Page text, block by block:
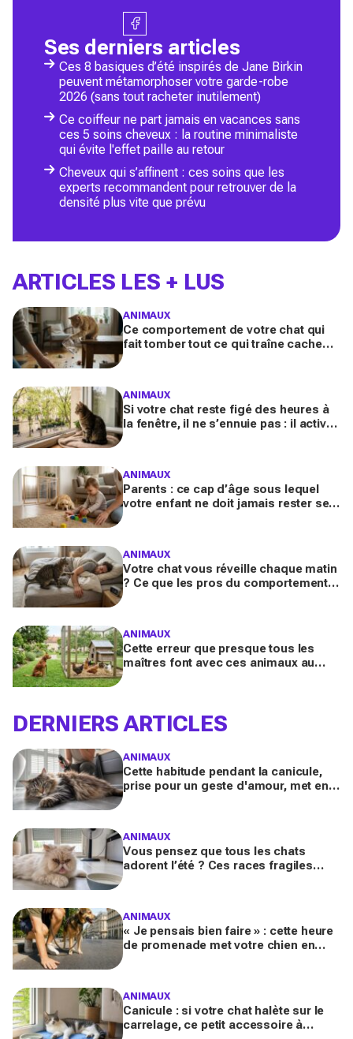
Ses derniers articles
Ces 8 basiques d’été inspirés de Jane Birkin
peuvent métamorphoser votre garde-robe
2026 (sans tout racheter inutilement)
Ce coiffeur ne part jamais en vacances sans
ces 5 soins cheveux : la routine minimaliste
qui évite l'effet paille au retour
Cheveux qui s’affinent : ces soins que les
experts recommandent pour retrouver de la
densité plus vite que prévu
ARTICLES LES + LUS
ANIMAUX
Ce comportement de votre chat qui
fait tomber tout ce qui traîne cache
ANIMAUX
Si votre chat reste figé des heures à
la fenêtre, il ne s’ennuie pas : il active
ANIMAUX
Parents : ce cap d’âge sous lequel
votre enfant ne doit jamais rester seul
ANIMAUX
Votre chat vous réveille chaque matin
? Ce que les pros du comportement
ANIMAUX
Cette erreur que presque tous les
maîtres font avec ces animaux au
DERNIERS ARTICLES
ANIMAUX
Cette habitude pendant la canicule,
prise pour un geste d'amour, met en
ANIMAUX
Vous pensez que tous les chats
adorent l’été ? Ces races fragiles
ANIMAUX
« Je pensais bien faire » : cette heure
de promenade met votre chien en
ANIMAUX
Canicule : si votre chat halète sur le
carrelage, ce petit accessoire à